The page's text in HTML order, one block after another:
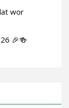
wor
🎉🍻